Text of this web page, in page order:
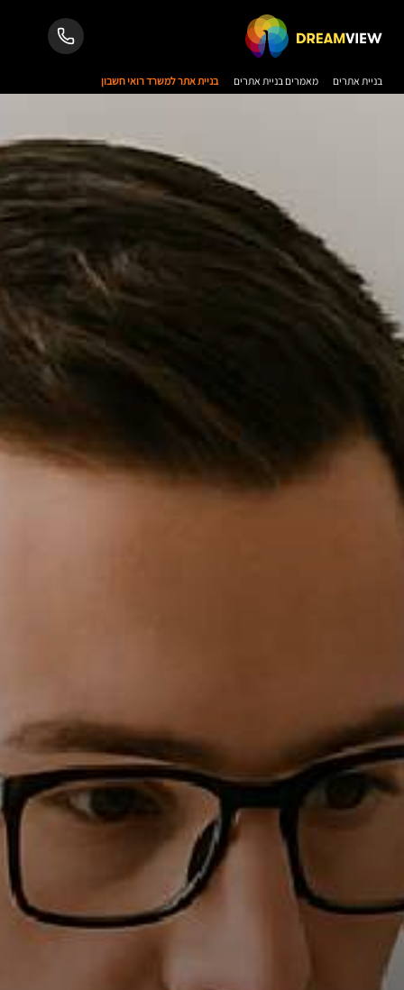
בניית אתרים מאמרים בניית אתרים בניית אתר למשרד רואי חשבון